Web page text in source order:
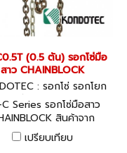
(0.5 ตัน) รอกโซ่มือ
สาว CHAINBLOCK
: รอกโซ่ รอกโยก
รอกถ่วง KT-C0.5T
Series รอกโซ่มือสาว
สินค้าจาก
ประเทศญี่ปุ่น พร้อมใบ
GUARANTEE
เปรียบเทียบ